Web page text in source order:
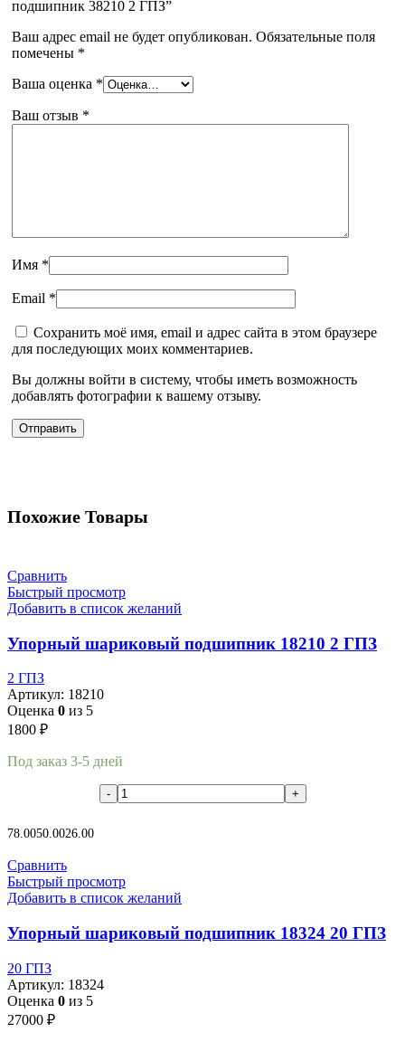
подшипник 38210 2 ГПЗ”
Ваш адрес email не будет опубликован. Обязательные поля
помечены *
Ваша оценка *
Ваш отзыв *
Имя *
Email *
Сохранить моё имя, email и адрес сайта в этом браузере
для последующих моих комментариев.
Вы должны войти в систему, чтобы иметь возможность
добавлять фотографии к вашему отзыву.
Похожие Товары
Сравнить
Быстрый просмотр
Добавить в список желаний
Упорный шариковый подшипник 18210 2 ГПЗ
2 ГПЗ
Артикул: 18210
Оценка 0 из 5
1800 ₽
Под заказ 3-5 дней
78.0050.0026.00
Сравнить
Быстрый просмотр
Добавить в список желаний
Упорный шариковый подшипник 18324 20 ГПЗ
20 ГПЗ
Артикул: 18324
Оценка 0 из 5
27000 ₽